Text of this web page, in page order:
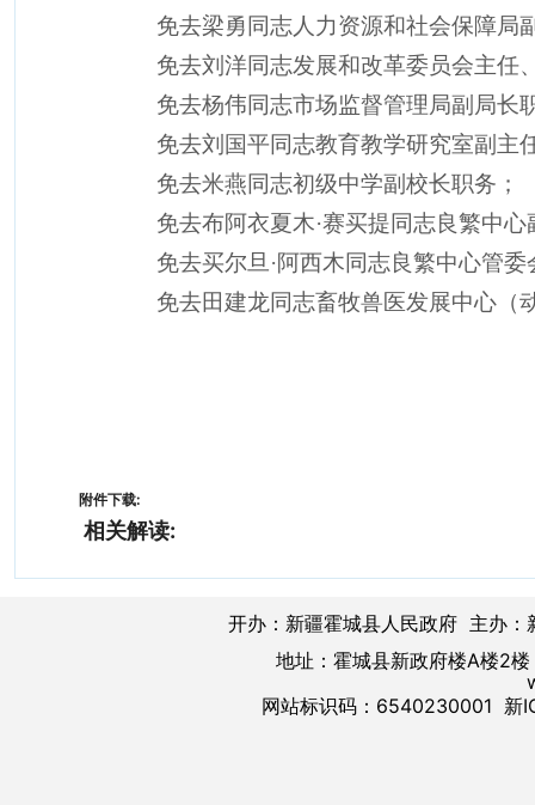
免去梁勇同志人力资源和社会保障局
免去刘洋同志发展和改革委员会主任
免去杨伟同志市场监督管理局副局长
免去刘国平同志教育教学研究室副主
免去米燕同志初级中学副校长职务；
免去布阿衣夏木·赛买提同志良繁中
免去买尔旦 ·阿西木同志良繁中心管
免去田建龙同志畜牧兽医发展中心（
附件下载:
相关解读:
开办：新疆霍城县人民政府 主办
地址：霍城县新政府楼A楼
网站标识码：6540230001 新